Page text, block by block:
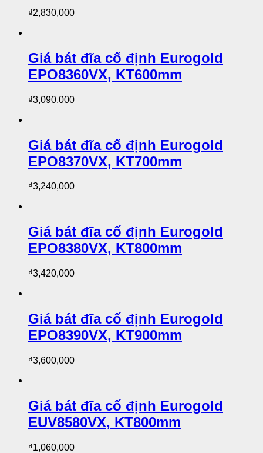
₫2,830,000
Giá bát đĩa cố định Eurogold
EPO8360VX, KT600mm
₫3,090,000
Giá bát đĩa cố định Eurogold
EPO8370VX, KT700mm
₫3,240,000
Giá bát đĩa cố định Eurogold
EPO8380VX, KT800mm
₫3,420,000
Giá bát đĩa cố định Eurogold
EPO8390VX, KT900mm
₫3,600,000
Giá bát đĩa cố định Eurogold
EUV8580VX, KT800mm
₫1,060,000